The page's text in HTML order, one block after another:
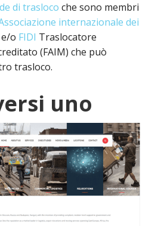
di trasloco che sono membri
internazionale dei
o FIDI Traslocatore
(FAIM) che può
trasloco.
uno